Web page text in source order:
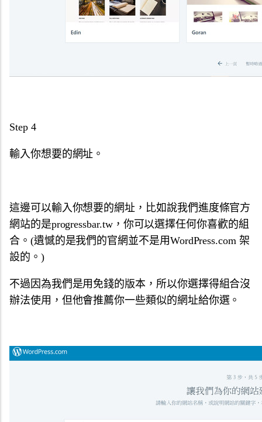
Step 4
輸入你想要的網址。
這邊可以輸入你想要的網址，比如說我們進度條官方
網站的是progressbar.tw，你可以選擇任何你喜歡的組
合。(遺憾的是我們的官網並不是用WordPress.com 架
設的。)
不過因為我們是用免錢的版本，所以你選擇得組合沒
辦法使用，但他會推薦你一些類似的網址給你選。